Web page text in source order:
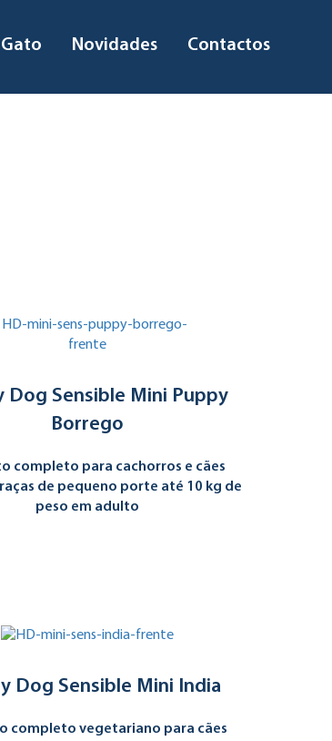
Novidades Contactos
Dog Sensible Mini Puppy
Borrego
completo para cachorros e cães
de pequeno porte até 10 kg de
peso em adulto
Dog Sensible Mini India
completo vegetariano para cães